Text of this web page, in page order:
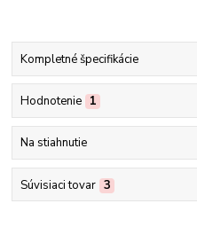
Kompletné špecifikácie
Hodnotenie 1
Na stiahnutie
Súvisiaci tovar 3